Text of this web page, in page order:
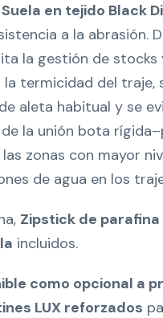
Suela en tejido Black
a la abrasión.
la gestión de stocks
la termicidad del traje,
aleta habitual y se
la unión bota
las zonas con mayor
de agua en los
Zipstick de parafina
incluidos.
como opcional a
LUX reforzados